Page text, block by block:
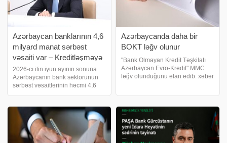
Azərbaycan banklarının 4,6
milyard manat sərbəst
vəsaiti var – Kreditləşməyə
yönəldilə bilər
2026-cı ilin iyun ayının sonuna
Azərbaycanın bank sektorunun
sərbəst vəsaitlərinin həcmi 4,6
Mərkəzi Bankının sədri Taleh
Kazımov faiz dəhlizinin
parametrlər
Azərbaycanda daha bir
BOKT ləğv olunur
"Bank Olmayan Kredit Təşkilatı
Azərbaycan Evro-Kredit" MMC
ləğv olunduğunu elan edib. xəbər
təşkilat qarşısında tələbi olan
kreditorla